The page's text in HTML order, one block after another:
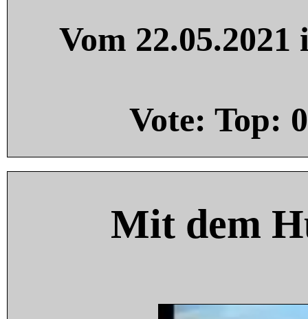
Vom
Vote: Top: 0
Mit dem